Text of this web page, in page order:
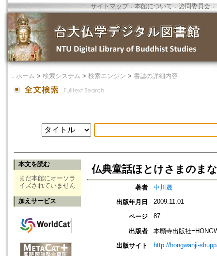
サイトマップ．本館について ． 諮問委員会 ．
． ホーム > 検索システム > 検索エンジン > 書誌の詳細内容
本文を読む
まだ本館にオーソラ
イズされていません
加えサービス
仏典童話ほとけさまのま
著者
中川晟
出版年月日
2009.11.01
ページ 87
出版者
本願寺出版社
出版サイト
http://hongwanji-